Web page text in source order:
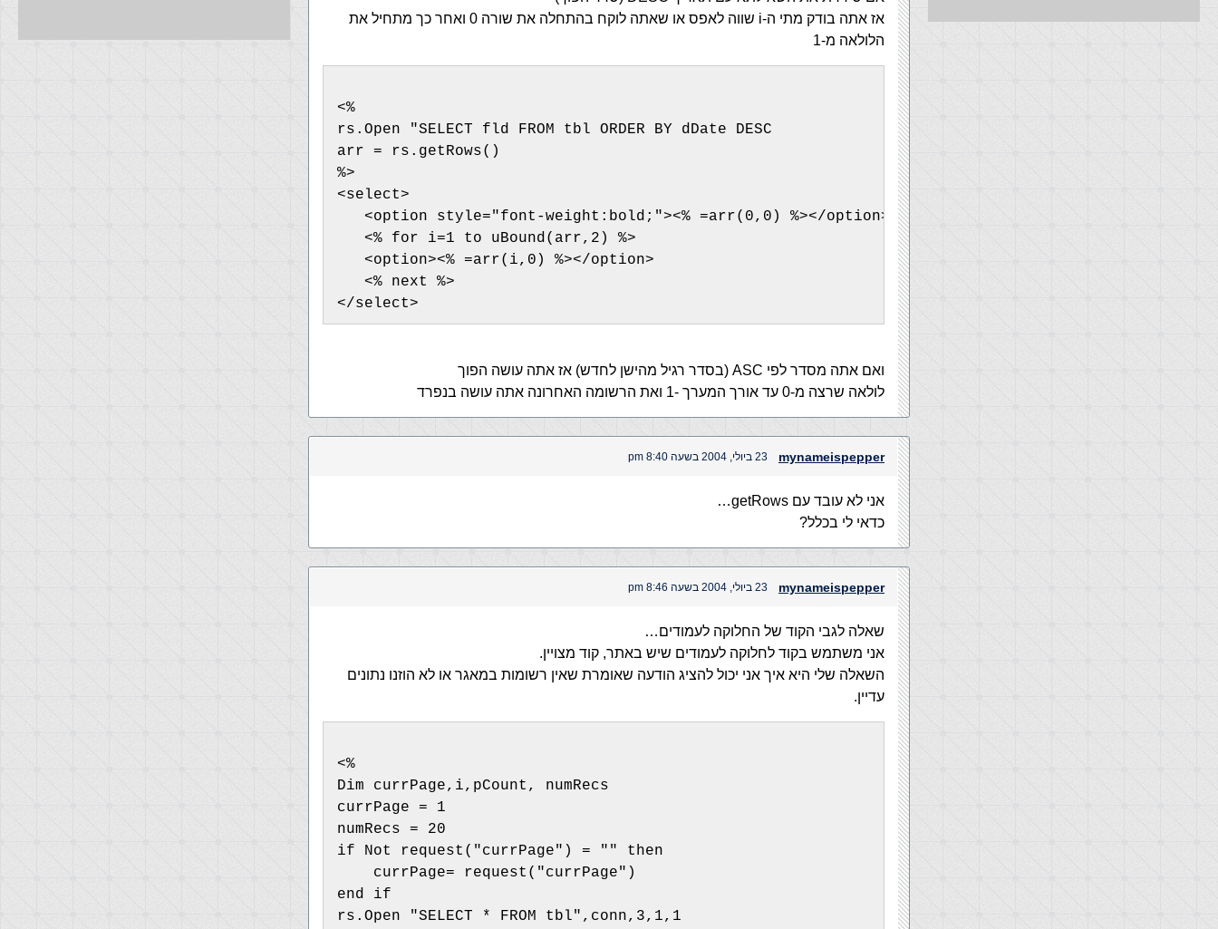
אז אתה בודק מתי ה-i שווה לאפס או שאתה לוקח בהתחלה את שורה 0 ואחר כך מתחיל את
הלולאה מ-1
<%
rs.Open "SELECT fld FROM tbl ORDER BY dDate DESC
arr = rs.getRows()
%>
<select>
<option style="font-weight:bold;"><% =arr(0,0) %></option>
<% for i=1 to uBound(arr,2) %>
<option><% =arr(i,0) %></option>
<% next %>
</select>
ואם אתה מסדר לפי ASC (בסדר רגיל מהישן לחדש) אז אתה עושה הפוך
לולאה שרצה מ-0 עד אורך המערך -1 ואת הרשומה האחרונה אתה עושה בנפרד
mynameispepper 23 ביולי, 2004 בשעה 8:40 pm
אני לא עובד עם getRows…
כדאי לי בכלל?
mynameispepper 23 ביולי, 2004 בשעה 8:46 pm
שאלה לגבי הקוד של החלוקה לעמודים…
אני משתמש בקוד לחלוקה לעמודים שיש באתר, קוד מצויין.
השאלה שלי היא איך אני יכול להציג הודעה שאומרת שאין רשומות במאגר או לא הוזנו נתונים
עדיין.
<%
Dim currPage,i,pCount, numRecs
currPage = 1
numRecs = 20
if Not request("currPage") = "" then
currPage= request("currPage")
end if
rs.Open "SELECT * FROM tbl",conn,3,1,1